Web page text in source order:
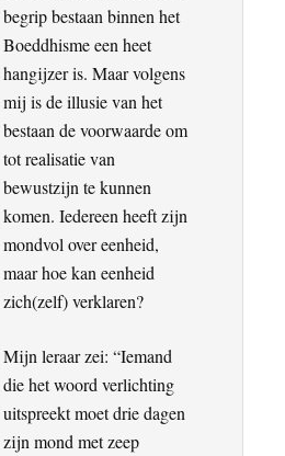
begrip bestaan binnen het
Boeddhisme een heet
hangijzer is. Maar volgens
mij is de illusie van het
bestaan de voorwaarde om
tot realisatie van
bewustzijn te kunnen
komen. Iedereen heeft zijn
mondvol over eenheid,
maar hoe kan eenheid
zich(zelf) verklaren?
Mijn leraar zei: “Iemand
die het woord verlichting
uitspreekt moet drie dagen
zijn mond met zeep